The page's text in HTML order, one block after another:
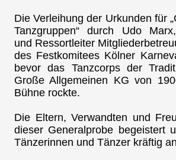
Die Verleihung der Urkunden für
Tanzgruppen“ durch Udo
und Ressortleiter
des Festkomitees Kölner
bevor das Tanzcorps der
Große Allgemeinen KG von
Bühne rockte.
Die Eltern, Verwandten und
dieser Generalprobe begeistert
Tänzerinnen und Tänzer kräftig